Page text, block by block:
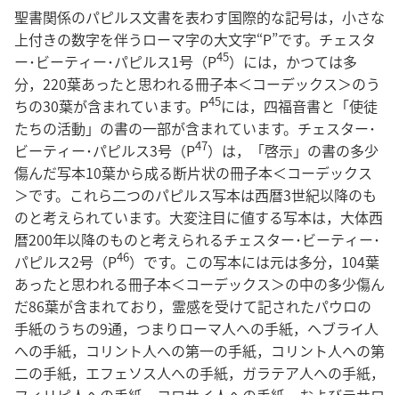
聖書関係のパピルス文書を表わす国際的な記号は，小さな
上付きの数字を伴うローマ字の大文字“P”です。チェスタ
ー･ビーティー･パピルス1号（P45）には，かつては多
分，220葉あったと思われる冊子本＜コーデックス＞のう
ちの30葉が含まれています。P45には，四福音書と「使徒
たちの活動」の書の一部が含まれています。チェスター･
ビーティー･パピルス3号（P47）は，「啓示」の書の多少
傷んだ写本10葉から成る断片状の冊子本＜コーデックス
＞です。これら二つのパピルス写本は西暦3世紀以降のも
のと考えられています。大変注目に値する写本は，大体西
暦200年以降のものと考えられるチェスター･ビーティー･
パピルス2号（P46）です。この写本には元は多分，104葉
あったと思われる冊子本＜コーデックス＞の中の多少傷ん
だ86葉が含まれており，霊感を受けて記されたパウロの
手紙のうちの9通，つまりローマ人への手紙，ヘブライ人
への手紙，コリント人への第一の手紙，コリント人への第
二の手紙，エフェソス人への手紙，ガラテア人への手紙，